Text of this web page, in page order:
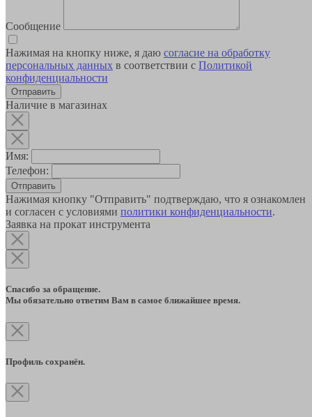
Сообщение
Нажимая на кнопку ниже, я даю согласие на обработку
персональных данных в соответствии с Политикой
конфиденциальности
Наличие в магазинах
Имя:
Телефон:
Отправить
Нажимая кнопку "Отправить" подтверждаю, что я ознакомлен
и согласен с условиями политики конфиденциальности.
Заявка на прокат инструмента
Спасибо за обращение.
Мы обязательно ответим Вам в самое ближайшее время.
Профиль сохранён.